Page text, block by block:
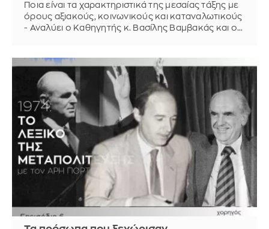
Ποια είναι τα χαρακτηριστικά της μεσαίας τάξης με
όρους αξιακούς, κοινωνικούς και καταναλωτικούς
- Αναλύει ο Καθηγητής κ. Βασίλης Βαμβακάς και ο